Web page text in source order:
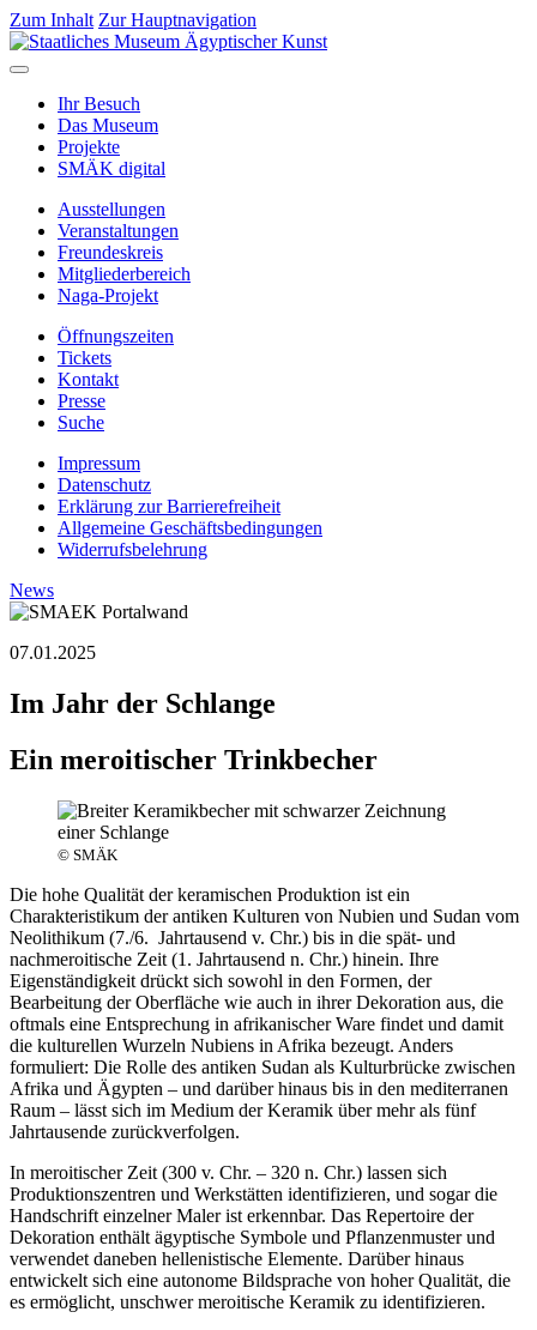
Zum Inhalt Zur Hauptnavigation
Ihr Besuch
Das Museum
Projekte
SMÄK digital
Ausstellungen
Veranstaltungen
Freundeskreis
Mitgliederbereich
Naga-Projekt
Öffnungszeiten
Tickets
Kontakt
Presse
Suche
Impressum
Datenschutz
Erklärung zur Barrierefreiheit
Allgemeine Geschäftsbedingungen
Widerrufsbelehrung
News
07.01.2025
Im Jahr der Schlange
Ein meroitischer Trinkbecher
© SMÄK
Die hohe Qualität der keramischen Produktion ist ein
Charakteristikum der antiken Kulturen von Nubien und Sudan vom
Neolithikum (7./6. Jahrtausend v. Chr.) bis in die spät- und
nachmeroitische Zeit (1. Jahrtausend n. Chr.) hinein. Ihre
Eigenständigkeit drückt sich sowohl in den Formen, der
Bearbeitung der Oberfläche wie auch in ihrer Dekoration aus, die
oftmals eine Entsprechung in afrikanischer Ware findet und damit
die kulturellen Wurzeln Nubiens in Afrika bezeugt. Anders
formuliert: Die Rolle des antiken Sudan als Kulturbrücke zwischen
Afrika und Ägypten – und darüber hinaus bis in den mediterranen
Raum – lässt sich im Medium der Keramik über mehr als fünf
Jahrtausende zurückverfolgen.
In meroitischer Zeit (300 v. Chr. – 320 n. Chr.) lassen sich
Produktionszentren und Werkstätten identifizieren, und sogar die
Handschrift einzelner Maler ist erkennbar. Das Repertoire der
Dekoration enthält ägyptische Symbole und Pflanzenmuster und
verwendet daneben hellenistische Elemente. Darüber hinaus
entwickelt sich eine autonome Bildsprache von hoher Qualität, die
es ermöglicht, unschwer meroitische Keramik zu identifizieren.